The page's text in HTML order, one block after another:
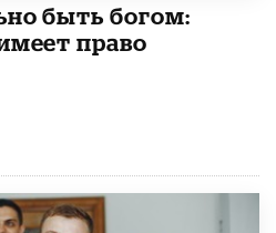
быть богом:
право